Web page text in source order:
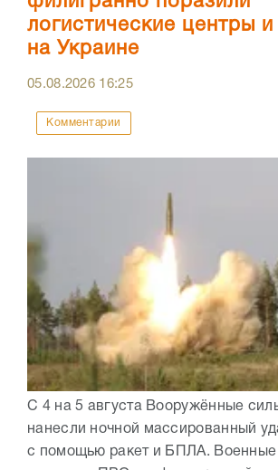
логистические центры
на Украине
05.08.2026 16:25
Комментарии
С 4 на 5 августа Вооружённые
нанесли ночной массированный
с помощью ракет и БПЛА. Военные